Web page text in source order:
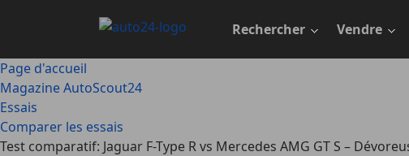
principal
Rechercher Vendre
Page d'accueil
Magazine AutoScout24
Essais
Comparer les essais
Test comparatif: Jaguar F-Type R vs Mercedes AMG GT S –